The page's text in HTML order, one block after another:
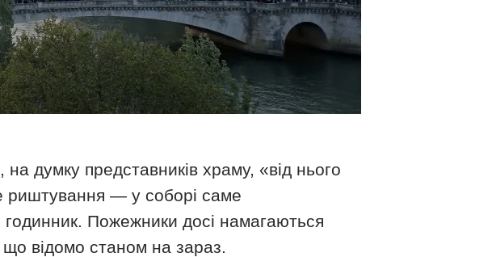
думку представників храму, «від нього
риштування — у соборі саме
Пожежники досі намагаються
відомо станом на зараз.